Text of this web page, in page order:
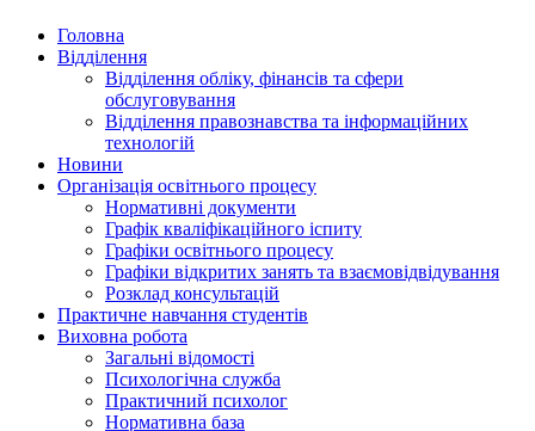
Головна
Відділення
Відділення обліку, фінансів та сфери
обслуговування
Відділення правознавства та інформаційних
технологій
Новини
Організація освітнього процесу
Нормативні документи
Графік кваліфікаційного іспиту
Графіки освітнього процесу
Графіки відкритих занять та взаємовідвідування
Розклад консультацій
Практичне навчання студентів
Виховна робота
Загальні відомості
Психологічна служба
Практичний психолог
Нормативна база